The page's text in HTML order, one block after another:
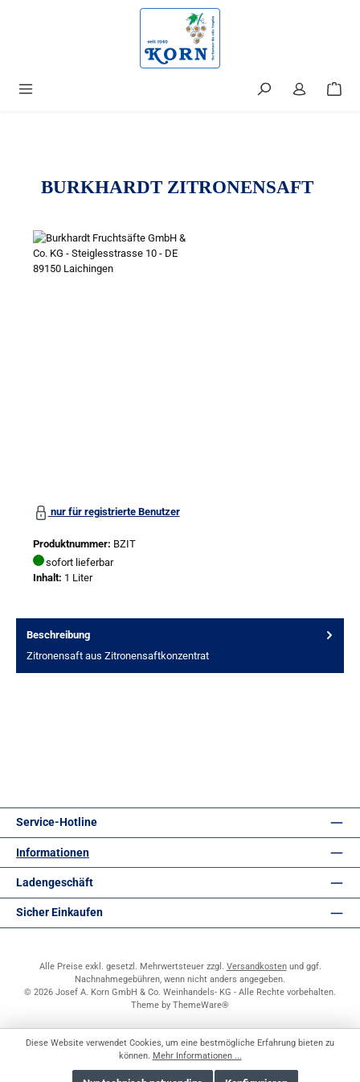
BURKHARDT ZITRONENSAFT
nur für registrierte Benutzer
Produktnummer: BZIT
sofort lieferbar
Inhalt: 1 Liter
Beschreibung
Zitronensaft aus Zitronensaftkonzentrat
Service-Hotline
Informationen
Ladengeschäft
Sicher Einkaufen
Alle Preise exkl. gesetzl. Mehrwertsteuer zzgl. Versandkostenund ggf.
Nachnahmegebühren, wenn nicht anders angegeben.
© 2026 Josef A. Korn GmbH & Co. Weinhandels- KG - Alle Rechte vorbehalten.
Theme by ThemeWare®
Diese Website verwendet Cookies, um eine bestmögliche Erfahrung bieten zu
können. Mehr Informationen ...